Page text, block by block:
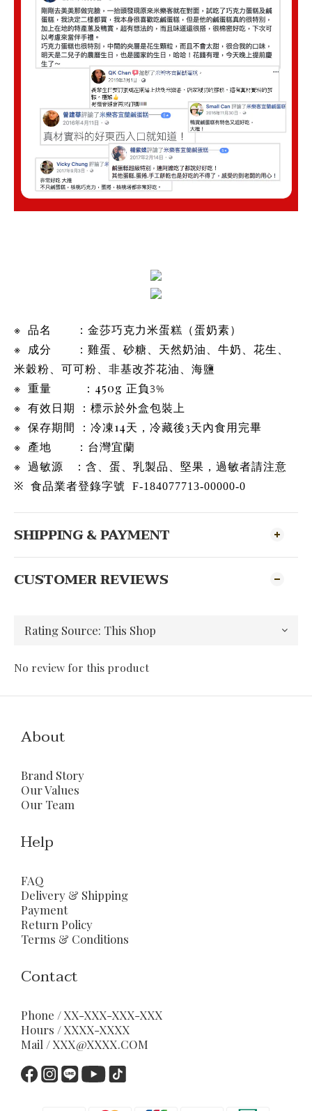
※ 品名 ：金莎巧克力米蛋糕（蛋奶素）
※ 成分 ： 雞蛋、砂糖、天然奶油、牛奶、花生、
米穀粉、可可粉、非基改芥花油、海鹽
※ 重量 ： 450g 正負3%
※ 有效 日期 ：標示於外盒包裝上
※ 保存期間 ：冷凍14天，冷藏後3天內食用完畢
※ 產地 ：台灣宜蘭
※ 過敏源 ：含 、蛋、乳製品、堅果，過敏者請注意
※ 食品業者登錄字號 F-184077713-00000-0
SHIPPING & PAYMENT
CUSTOMER REVIEWS
No review for this product
About
Brand Story
Our Values
Our Team
Help
FAQ
Delivery & Shipping
Payment
Return Policy
Terms & Conditions
Contact
Phone / XX-XXX-XXX-XXX
Hours / XXXX-XXXX
Mail / XXX@XXXX.COM